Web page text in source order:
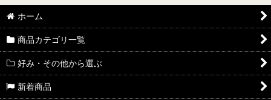
ホーム
商品カテゴリ一覧
好み・その他から選ぶ
新着商品